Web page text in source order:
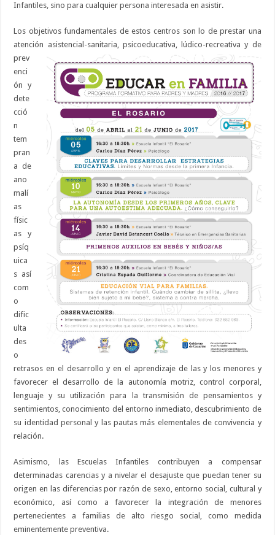
Infantiles, sino para cualquier persona interesada en asistir.
Los objetivos fundamentales de estos centros son lo de prestar una
atención asistencial-sanitaria, psicoeducativa, lúdico-recreativa y de
prev
enci
ón y
dete
cció
n
tem
pran
a de
ano
malí
as
físic
as y
psíq
uica
s así
com
o
dific
ulta
des
o
retrasos en el desarrollo y en el aprendizaje de las y los menores y
favorecer el desarrollo de la autonomía motriz, control corporal,
lenguaje y su utilización para la transmisión de pensamientos y
sentimientos, conocimiento del entorno inmediato, descubrimiento de
su identidad personal y las pautas más elementales de convivencia y
relación.
Asimismo, las Escuelas Infantiles contribuyen a compensar
determinadas carencias y a nivelar el desajuste que puedan tener su
origen en las diferencias por razón de sexo, entorno social, cultural y
económico, así como a favorecer la integración de menores
pertenecientes a familias de alto riesgo social, como medida
eminentemente preventiva.